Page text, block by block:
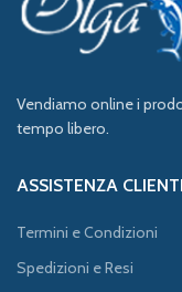
Vendiamo online i
tempo libero.
ASSISTENZA CLIENTI
Termini e Condizioni
Spedizioni e Resi